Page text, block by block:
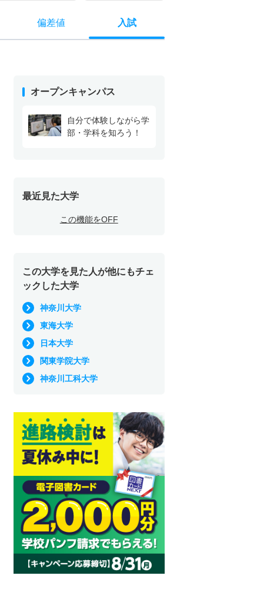
偏差値 入試
オープンキャンパス
自分で体験しながら学
部・学科を知ろう！
最近見た大学
この機能をOFF
この大学を見た人が他にもチェ
ックした大学
神奈川大学
東海大学
日本大学
関東学院大学
神奈川工科大学